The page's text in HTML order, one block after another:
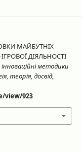
МАЙБУТНІХ
ДІЯЛЬНОСТІ
інноваційні методики
теорія, досвід,
view/923